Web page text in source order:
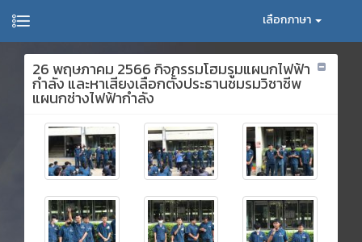
เลือกภาษา
26 พฤษภาคม 2566 กิจกรรมโฮมรูมแผนกไฟฟ้า
กำลัง และหาเสียงเลือกตั้งประธานชมรมวิชาชีพ
แผนกช่างไฟฟ้ากำลัง